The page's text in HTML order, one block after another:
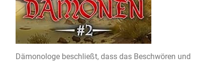
Dämonologe beschließt, dass das Beschwören und